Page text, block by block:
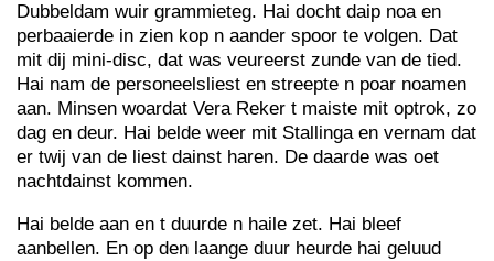
Dubbeldam wuir grammieteg. Hai docht daip noa en
perbaaierde in zien kop n aander spoor te volgen. Dat
mit dij mini-disc, dat was veureerst zunde van de tied.
Hai nam de personeelsliest en streepte n poar noamen
aan. Minsen woardat Vera Reker t maiste mit optrok, zo
dag en deur. Hai belde weer mit Stallinga en vernam dat
er twij van de liest dainst haren. De daarde was oet
nachtdainst kommen.
Hai belde aan en t duurde n haile zet. Hai bleef
aanbellen. En op den laange duur heurde hai geluud